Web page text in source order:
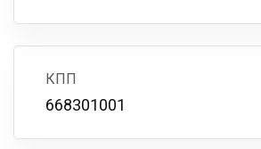
КПП
668301001